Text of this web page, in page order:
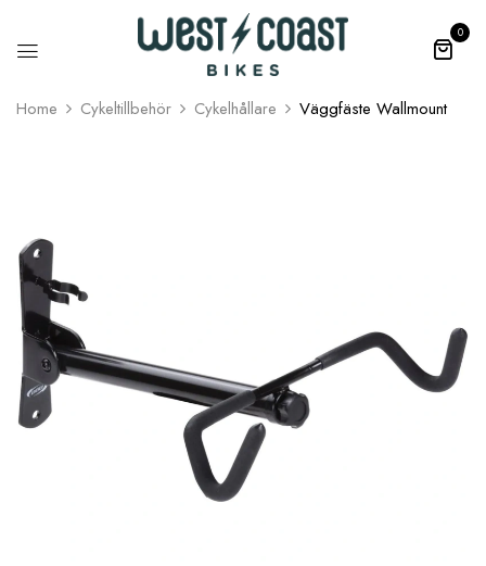
0
Home Cykeltillbehör Cykelhållare Väggfäste Wallmount